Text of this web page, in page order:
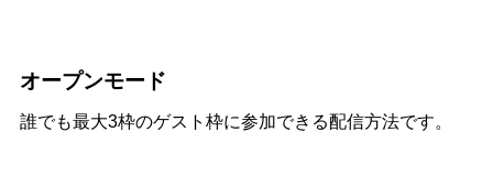
オープンモード
誰でも最大3枠のゲスト枠に参加できる配信方法です。